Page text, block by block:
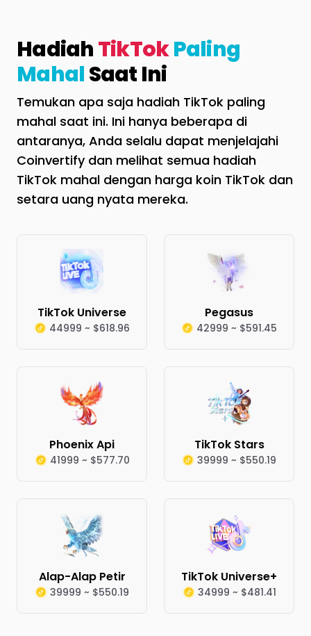
HadiahTikTokPaling
MahalSaat Ini
Temukan apa saja hadiah TikTok paling
mahal saat ini. Ini hanya beberapa di
antaranya, Anda selalu dapat menjelajahi
Coinvertify dan melihat semua hadiah
TikTok mahal dengan harga koin TikTok dan
setara uang nyata mereka.
TikTok Universe
44999 ~ $618.96
Pegasus
42999 ~ $591.45
Phoenix Api
41999 ~ $577.70
TikTok Stars
39999 ~ $550.19
Alap-Alap Petir
39999 ~ $550.19
TikTok Universe+
34999 ~ $481.41